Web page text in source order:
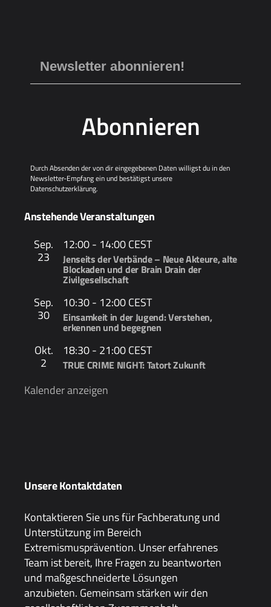
Abonnieren
Durch Absenden der von dir eingegebenen Daten willigst du in den
Newsletter-Empfang ein und bestätigst unsere
Datenschutzerklärung.
Unsere Kontaktdaten
Kontaktieren Sie uns für Fachberatung und
Unterstützung im Bereich
Extremismusprävention. Unser erfahrenes
Team ist bereit, Ihre Fragen zu beantworten
und maßgeschneiderte Lösungen
anzubieten. Gemeinsam stärken wir den
Anstehende Veranstaltungen
Sep.
23
12:00- 14:00CEST
Jenseits der Verbände – Neue Akteure, alte
Blockaden und der Brain Drain der
Zivilgesellschaft
Sep.
30
10:30- 12:00CEST
Einsamkeit in der Jugend: Verstehen,
erkennen und begegnen
Okt.
2
18:30- 21:00CEST
TRUE CRIME NIGHT: Tatort Zukunft
Kalender anzeigen